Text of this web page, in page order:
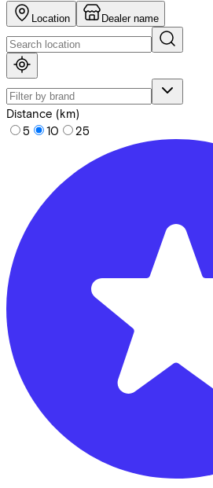
Location Dealer name
Distance (km)
5
10 25